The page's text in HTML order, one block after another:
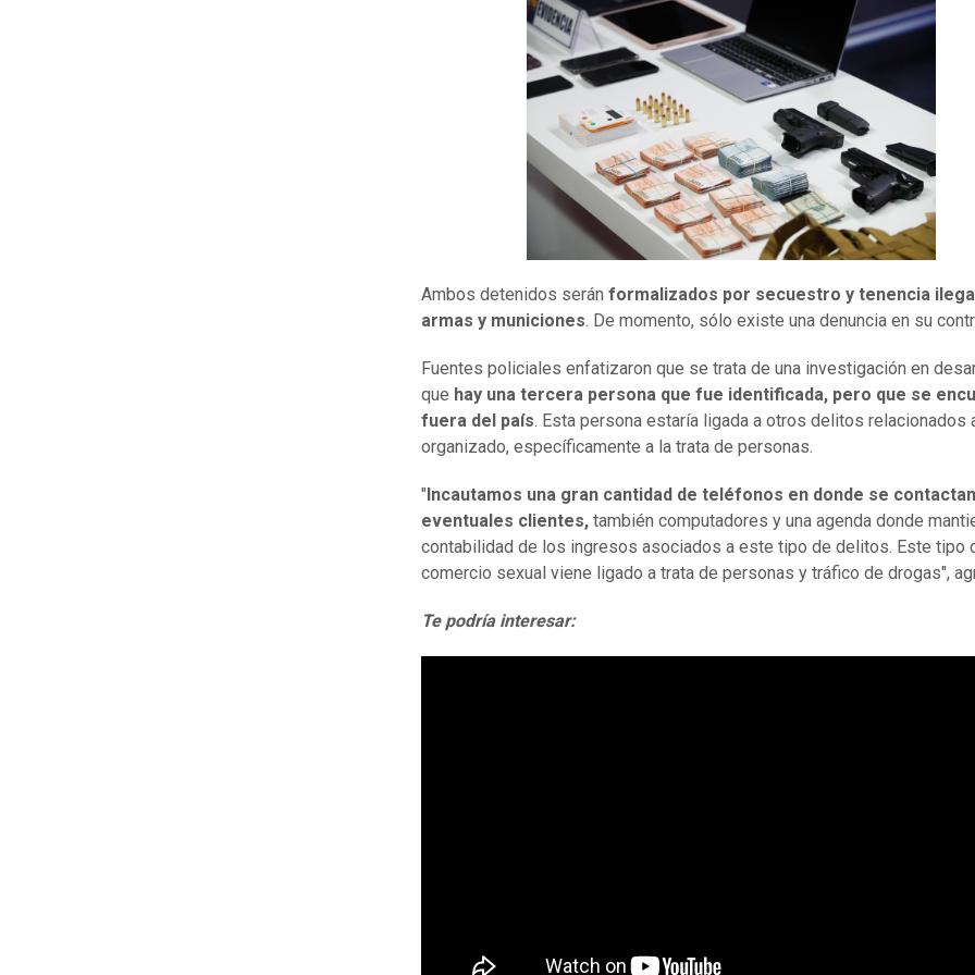
Ambos detenidos serán formalizados por secuestro y tenencia
armas y municiones. De momento, sólo existe una denuncia en su
Fuentes policiales enfatizaron que se trata de una investigación en
que hay una tercera persona que fue identificada, pero que se
fuera del país. Esta persona estaría ligada a otros delitos relacionados
organizado, específicamente a la trata de personas.
" Incautamos una gran cantidad de teléfonos en donde se
eventuales clientes, también computadores y una agenda donde
contabilidad de los ingresos asociados a este tipo de delitos. Este tipo
comercio sexual viene ligado a trata de personas y tráfico de drogas",
Te podría interesar: